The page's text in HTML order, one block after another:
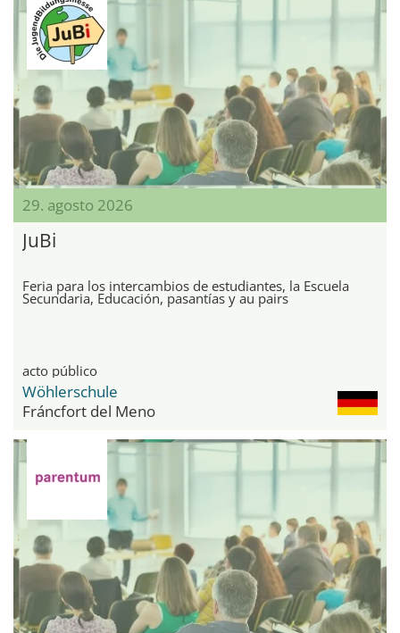
29. agosto 2026
JuBi
Feria para los intercambios de estudiantes, la Escuela
Secundaria, Educación, pasantías y au pairs
acto público
Wöhlerschule
Fráncfort del Meno